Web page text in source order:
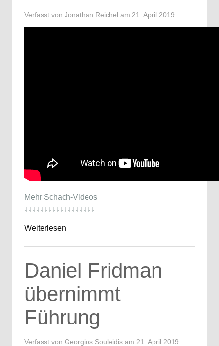
Verfasst von Jonathan Reichel am 21. April 2019
Mehr Schach-Videos
↓↓↓↓↓↓↓↓↓↓↓↓↓↓↓↓↓↓
Weiterlesen
Daniel Fridman
übernimmt
Führung
Verfasst von Georgios Souleidis am 21. April 2019